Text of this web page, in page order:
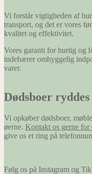
Vi forstår vigtigheden af
transport, og det er vores
kvalitet og effektivitet.
Vores garanti for hurtig og
indebærer omhyggelig
varer.
Dødsboer ryddes
Vi opkøber dødsboer,
øerne. Kontakt os gerne
give os et ring på
Følg os på Instagram og